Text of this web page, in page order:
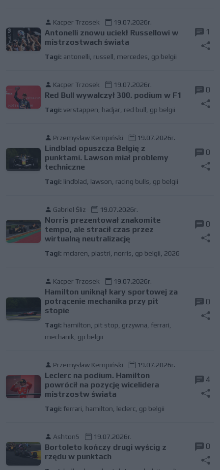
Kacper Trzosek 19.07.2026r.
Antonelli znowu uciekł Russellowi w
mistrzostwach świata
Tagi: antonelli russell mercedes gp belgii
1
Kacper Trzosek 19.07.2026r.
Red Bull wywalczył 300. podium w F1
Tagi: verstappen hadjar red bull gp belgii
0
Przemysław Kempiński 19.07.2026r.
Lindblad opuszcza Belgię z
punktami. Lawson miał problemy
techniczne
Tagi: lindblad lawson racing bulls gp belgii
0
Gabriel Śliz 19.07.2026r.
Norris prezentował znakomite
tempo, ale stracił czas przez
wirtualną neutralizację
Tagi: mclaren piastri norris gp belgii 2026
0
Kacper Trzosek 19.07.2026r.
Hamilton uniknął kary sportowej za
potrącenie mechanika przy pit
stopie
Tagi: hamilton pit stop grzywna ferrari
mechanik gp belgii
0
Przemysław Kempiński 19.07.2026r.
Leclerc na podium. Hamilton
powrócił na pozycję wicelidera
mistrzostw świata
Tagi: ferrari hamilton leclerc, gp belgii
4
Ashton5 19.07.2026r.
Bortoleto kończy drugi wyścig z
rzędu w punktach
0